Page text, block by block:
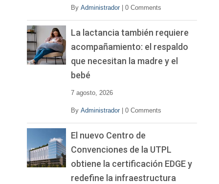
By Administrador 0 Comments
La lactancia también requiere
acompañamiento: el respaldo
que necesitan la madre y el
bebé
7 agosto, 2026
By Administrador 0 Comments
El nuevo Centro de
Convenciones de la UTPL
obtiene la certificación EDGE y
redefine la infraestructura